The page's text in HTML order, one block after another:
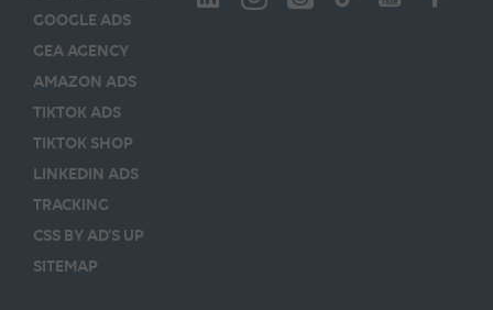
GOOGLE ADS
GEA AGENCY
AMAZON ADS
TIKTOK ADS
TIKTOK SHOP
LINKEDIN ADS
TRACKING
CSS BY AD’S UP
SITEMAP